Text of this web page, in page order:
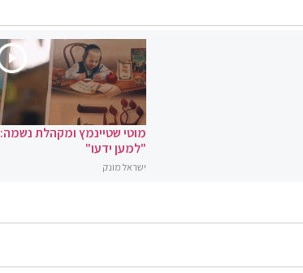
מוטי שטיינמץ ומקהלת נשמה:
"למען ידעו"
ישראל מונק